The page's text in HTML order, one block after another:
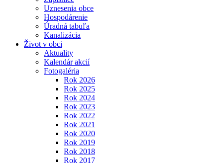
Uznesenia obce
Hospodárenie
Úradná tabuľa
Kanalizácia
Život v obci
Aktuality
Kalendár akcií
Fotogaléria
Rok 2026
Rok 2025
Rok 2024
Rok 2023
Rok 2022
Rok 2021
Rok 2020
Rok 2019
Rok 2018
Rok 2017